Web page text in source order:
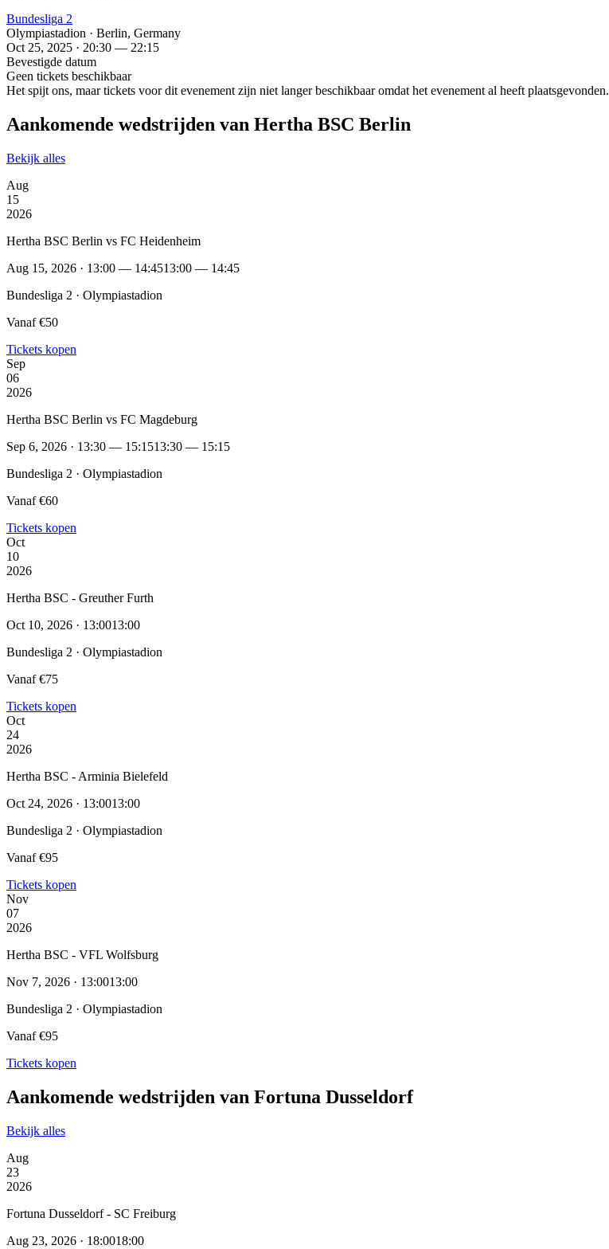
Bundesliga 2
Olympiastadion · Berlin, Germany
Oct 25, 2025 · 20:30 — 22:15
Bevestigde datum
Geen tickets beschikbaar
Het spijt ons, maar tickets voor dit evenement zijn niet langer beschikbaar omdat het evenement al heeft plaatsgevonden.
Aankomende wedstrijden van Hertha BSC Berlin
Bekijk alles
Aug
15
2026
Hertha BSC Berlin vs FC Heidenheim
Aug 15, 2026 · 13:00 — 14:4513:00 — 14:45
Bundesliga 2 · Olympiastadion
Vanaf €50
Tickets kopen
Sep
06
2026
Hertha BSC Berlin vs FC Magdeburg
Sep 6, 2026 · 13:30 — 15:1513:30 — 15:15
Bundesliga 2 · Olympiastadion
Vanaf €60
Tickets kopen
Oct
10
2026
Hertha BSC - Greuther Furth
Oct 10, 2026 · 13:0013:00
Bundesliga 2 · Olympiastadion
Vanaf €75
Tickets kopen
Oct
24
2026
Hertha BSC - Arminia Bielefeld
Oct 24, 2026 · 13:0013:00
Bundesliga 2 · Olympiastadion
Vanaf €95
Tickets kopen
Nov
07
2026
Hertha BSC - VFL Wolfsburg
Nov 7, 2026 · 13:0013:00
Bundesliga 2 · Olympiastadion
Vanaf €95
Tickets kopen
Aankomende wedstrijden van Fortuna Dusseldorf
Bekijk alles
Aug
23
2026
Fortuna Dusseldorf - SC Freiburg
Aug 23, 2026 · 18:0018:00